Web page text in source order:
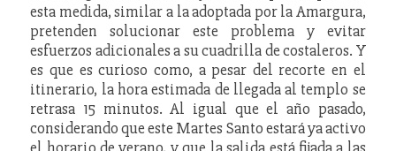
esta medida, similar a la adoptada por la Amargura,
pretenden solucionar este problema y evitar
esfuerzos adicionales a su cuadrilla de costaleros. Y
es que es curioso como, a pesar del recorte en el
itinerario, la hora estimada de llegada al templo se
retrasa 15 minutos. Al igual que el año pasado,
considerando que este Martes Santo estará ya activo